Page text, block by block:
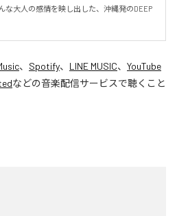
な大人の感情を映し出した、沖縄発のDEEP
、 Spotify、 LINE MUSIC、 YouTube
などの音楽配信サービスで聴くこと